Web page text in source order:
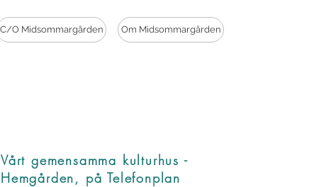
C/O Midsommargården Om Midsommargården
Vårt gemensamma kulturhus -
Hemgården, på Telefonplan